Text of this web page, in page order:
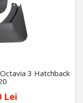
3 Hatchback
Lei